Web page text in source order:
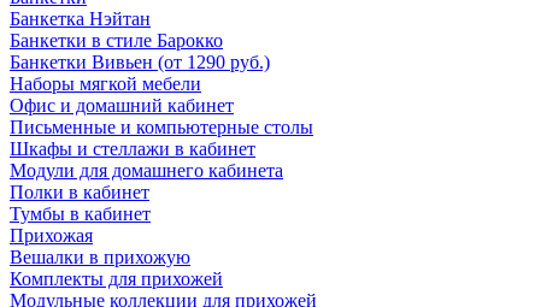
Банкетка Нэйтан
Банкетки в стиле Барокко
Банкетки Вивьен (от 1290 руб.)
Наборы мягкой мебели
Офис и домашний кабинет
Письменные и компьютерные столы
Шкафы и стеллажи в кабинет
Модули для домашнего кабинета
Полки в кабинет
Тумбы в кабинет
Прихожая
Вешалки в прихожую
Комплекты для прихожей
Модульные коллекции для прихожей